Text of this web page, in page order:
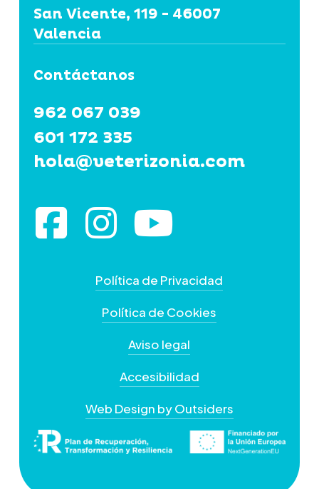
San Vicente, 119 - 46007
Valencia
Contáctanos
962 067 039
601 172 335
hola@veterizonia.com
Política de Privacidad
Política de Cookies
Aviso legal
Accesibilidad
Web Design by Outsiders